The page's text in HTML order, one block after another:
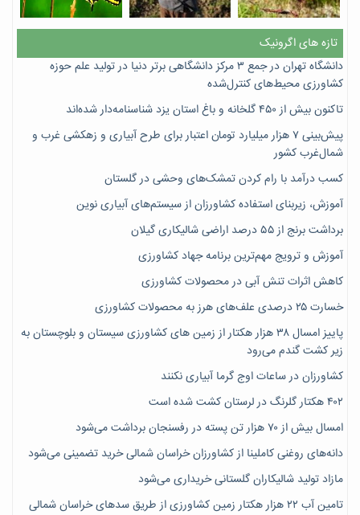
تازه های اگرونیک
دانشگاه تهران در جمع ۳ مرکز دانشگاهی برتر دنیا در تولید علم حوزه
کشاورزی محیط‌های کنترل‌شده
تاکنون بیش از ۴۵۰ گلخانه و باغ استان یزد شناسنامه‌دار شده‌اند
پیش‌بینی ۷‌ هزار میلیارد تومان اعتبار برای طرح آبیاری و زهکشی غرب و
شمال‌غرب کشور
کسب درآمد با رام کردن تمشک‌های وحشی در گلستان
آموزش، زیربنای استفاده کشاورزان از سیستم‌های آبیاری نوین
برداشت برنج از ۵۵ درصد اراضی شالیکاری گیلان
آموزش و ترویج مهم‌ترین برنامه جهاد کشاورزی
کاهش اثرات تنش آبی در محصولات کشاورزی
خسارت ۲۵ درصدی علف‌های هرز به محصولات کشاورزی
پاییز امسال ۳۸ هزار هکتار از زمین های کشاورزی سیستان و بلوچستان به
زیر کشت گندم می‌رود
کشاورزان در ساعات اوج گرما آبیاری نکنند
۴۰۲ هکتار گلرنگ در لرستان کشت شده است
امسال بیش از ۷۰ هزار تن پسته در رفسنجان برداشت می‌شود
دانه‌های روغنی کاملینا از کشاورزان خراسان شمالی خرید تضمینی می‌شود
مازاد تولید شالیکاران گلستانی خریداری می‌شود
تامین آب ۲۲ هزار هکتار زمین کشاورزی از طریق سدهای خراسان شمالی